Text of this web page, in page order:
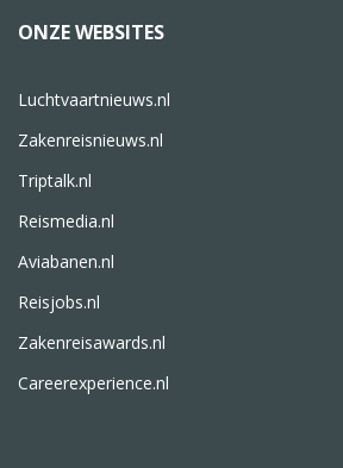
ONZE WEBSITES
Luchtvaartnieuws.nl
Zakenreisnieuws.nl
Triptalk.nl
Reismedia.nl
Aviabanen.nl
Reisjobs.nl
Zakenreisawards.nl
Careerexperience.nl